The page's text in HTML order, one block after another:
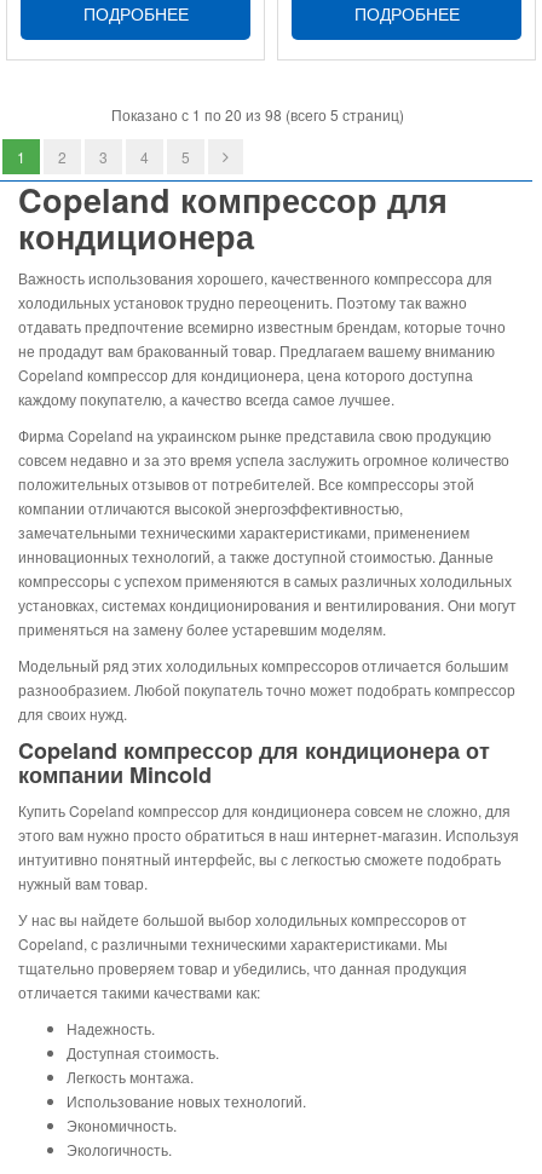
ПОДРОБНЕЕ ПОДРОБНЕЕ
Показано с 1 по 20 из 98 (всего 5 страниц)
1 2 3 4 5
Copeland компрессор для
кондиционера
Важность использования хорошего, качественного компрессора для
холодильных установок трудно переоценить. Поэтому так важно
отдавать предпочтение всемирно известным брендам, которые точно
не продадут вам бракованный товар. Предлагаем вашему вниманию
Copeland компрессор для кондиционера, цена которого доступна
каждому покупателю, а качество всегда самое лучшее.
Фирма Copeland на украинском рынке представила свою продукцию
совсем недавно и за это время успела заслужить огромное количество
положительных отзывов от потребителей. Все компрессоры этой
компании отличаются высокой энергоэффективностью,
замечательными техническими характеристиками, применением
инновационных технологий, а также доступной стоимостью. Данные
компрессоры с успехом применяются в самых различных холодильных
установках, системах кондиционирования и вентилирования. Они могут
применяться на замену более устаревшим моделям.
Модельный ряд этих холодильных компрессоров отличается большим
разнообразием. Любой покупатель точно может подобрать компрессор
для своих нужд.
Copeland компрессор для кондиционера от
компании Mincold
Купить Copeland компрессор для кондиционера совсем не сложно, для
этого вам нужно просто обратиться в наш интернет-магазин. Используя
интуитивно понятный интерфейс, вы с легкостью сможете подобрать
нужный вам товар.
У нас вы найдете большой выбор холодильных компрессоров от
Copeland, с различными техническими характеристиками. Мы
тщательно проверяем товар и убедились, что данная продукция
отличается такими качествами как:
Надежность.
Доступная стоимость.
Легкость монтажа.
Использование новых технологий.
Экономичность.
Экологичность.